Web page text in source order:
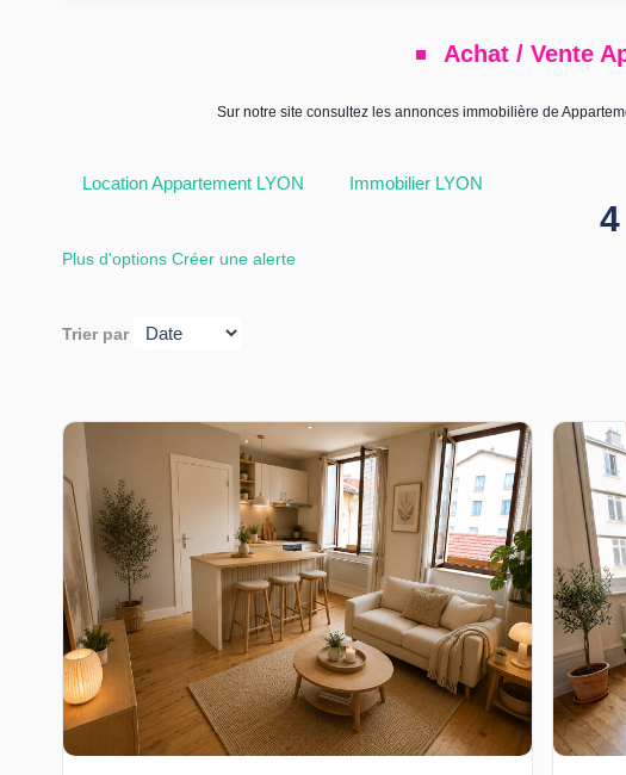
Achat / Vente
Sur notre site consultez les annonces immobilière de
Location Appartement LYON Immobilier LYON
Plus d'options Créer une alerte
Trier par